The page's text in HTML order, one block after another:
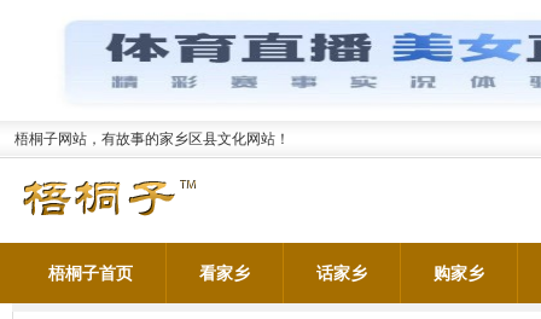
梧桐子网站，有故事的家乡区县文化网站！
梧桐子首页 看家乡 话家乡 购家乡